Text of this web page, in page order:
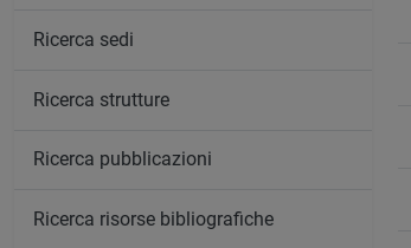
Ricerca sedi
Ricerca strutture
Ricerca pubblicazioni
Ricerca risorse bibliografiche